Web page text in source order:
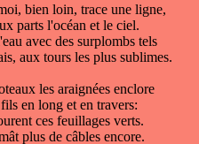
bien loin, trace une ligne,
parts l'océan et le ciel.
avec des surplombs tels
aux tours les plus sublimes.
les araignées enclore
en long et en travers:
ces feuillages verts.
plus de câbles encore.